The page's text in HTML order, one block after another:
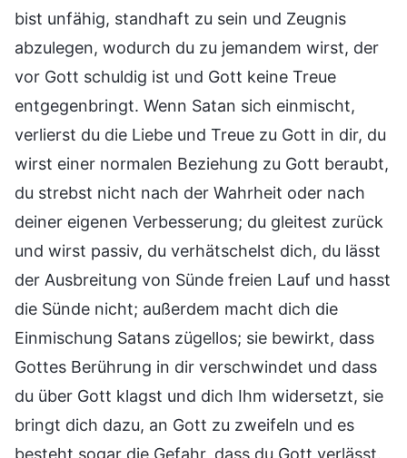
bist unfähig, standhaft zu sein und Zeugnis
abzulegen, wodurch du zu jemandem wirst, der
vor Gott schuldig ist und Gott keine Treue
entgegenbringt. Wenn Satan sich einmischt,
verlierst du die Liebe und Treue zu Gott in dir, du
wirst einer normalen Beziehung zu Gott beraubt,
du strebst nicht nach der Wahrheit oder nach
deiner eigenen Verbesserung; du gleitest zurück
und wirst passiv, du verhätschelst dich, du lässt
der Ausbreitung von Sünde freien Lauf und hasst
die Sünde nicht; außerdem macht dich die
Einmischung Satans zügellos; sie bewirkt, dass
Gottes Berührung in dir verschwindet und dass
du über Gott klagst und dich Ihm widersetzt, sie
bringt dich dazu, an Gott zu zweifeln und es
besteht sogar die Gefahr, dass du Gott verlässt.